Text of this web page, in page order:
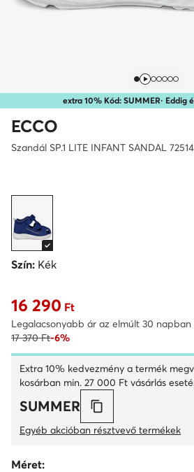
extra 10% Kód: SUMMER· Eddig
ECCO
Szandál SP.1 LITE INFANT SANDAL
Szín: Kék
Aktuális ár 16 290 Ft
16 290 Ft
Legalacsonyabb ár az elmúlt 30
17 370 Ft-6%
Extra 10% kedvezmény a termék
kosárban min. 27 000 Ft vásárlás
SUMMER
Egyéb akcióban résztvevő termékek
Méret: